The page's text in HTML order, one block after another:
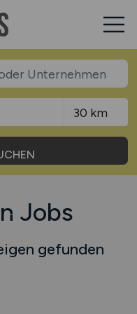
Jobs
gefunden